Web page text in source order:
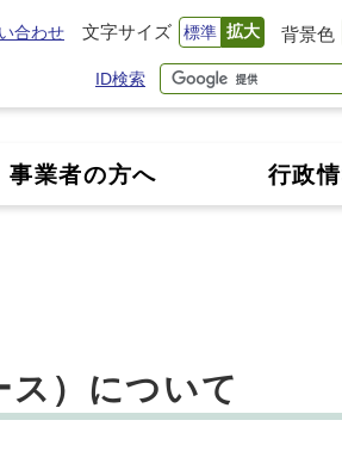
合わせ 文字サイズ 標準 拡大 背景色
ID検索
事業者の方へ 行政
ス）について